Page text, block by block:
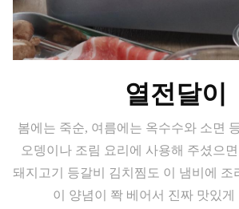
열전달이
봄에는 죽순, 여름에는 옥수수와 소면
오뎅이나 조림 요리에 사용해 주셨으
돼지고기 등갈비 김치찜도 이 냄비에 조
이 양념이 쫙 베어서 진짜 맛있게